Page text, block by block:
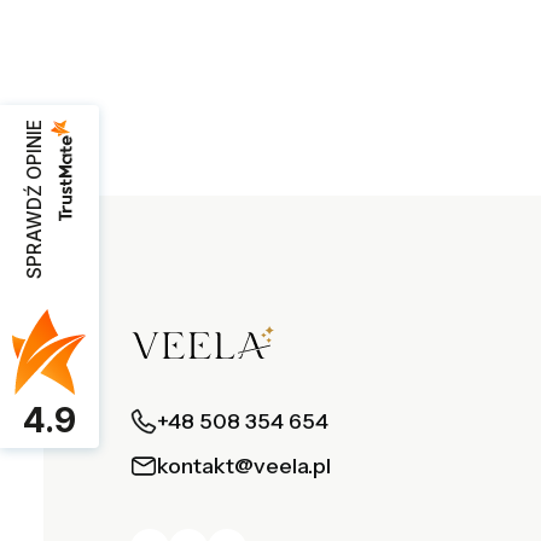
+48 508 354 654
kontakt@veela.pl
SPRAWDŹ OPINIE
4.9